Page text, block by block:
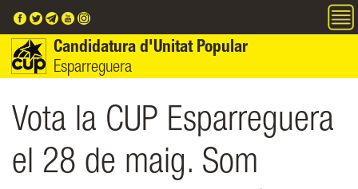
Candidatura d'Unitat Popular
Esparreguera
Vota la CUP Esparreguera
el 28 de maig. Som